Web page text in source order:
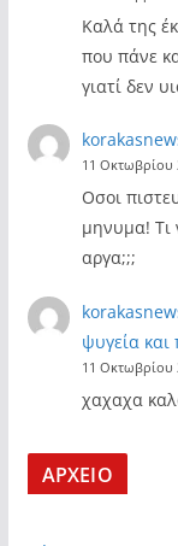
Καλά της
που πάνε
γιατί δεν
11 Οκτωβρίου
Οσοι
μηνυμα! Τι
αργα;;;
ψυγεία
11 Οκτωβρίου
χαχαχα
ΑΡΧΕΙΟ